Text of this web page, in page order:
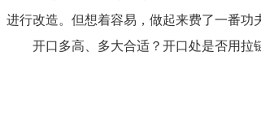
进行改造。但想着容易，做起来费了一番功
开口多高、多大合适？开口处是否用拉